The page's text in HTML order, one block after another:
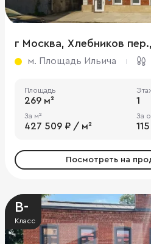
г Москва, Хлебников
м. Площадь Ильича
Площадь
269 м² 1
За м²
427 509 ₽ / м²
За
Посмотреть на
B-
Класс